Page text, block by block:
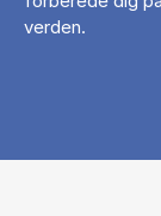
verden.